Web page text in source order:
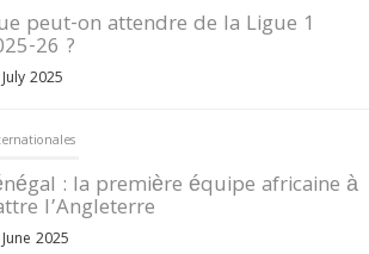
peut-on attendre de la Ligue 1
26 ?
2025
: la première équipe africaine à
l’Angleterre
2025